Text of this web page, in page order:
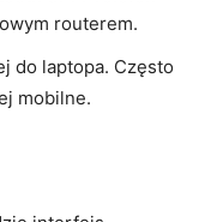
routerem.
do laptopa. Często
mobilne.